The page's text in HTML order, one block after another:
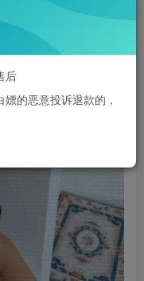
后
的恶意投诉退款的，